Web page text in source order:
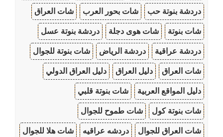
دردشة بنوتة حب شات بحور العرب شات العراق
شات بنوتة شات هوى دجلة دردشة بنوتة عسل
دردشة عراقية دردشة الرياض شات بنوتة للجوال
شات العراق دليل العراق دليل العراق الدولي
دليل المواقع العربية شات بنوتة قلبي
شات بنوتة كول شات طموح للجوال
شات العراق للجوال دردشه عراقيه شات هلا للجوال